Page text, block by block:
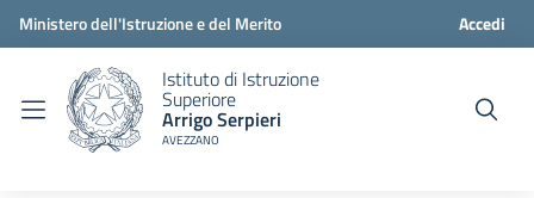
Ministero dell'Istruzione e del Merito Accedi
Istituto di Istruzione
Superiore
Arrigo Serpieri
AVEZZANO